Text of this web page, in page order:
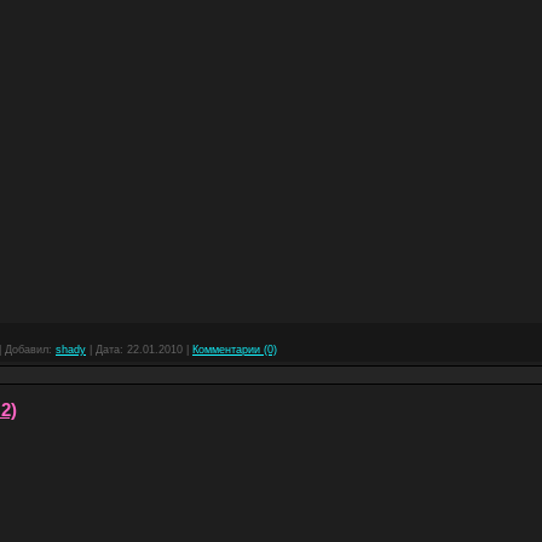
Добавил: shady Дата: 22.01.2010 Комментарии (0)